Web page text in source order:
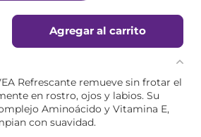
Agregar al carrito
Refrescante remueve sin frotar el
en rostro, ojos y labios. Su
Aminoácido y Vitamina E,
con suavidad.